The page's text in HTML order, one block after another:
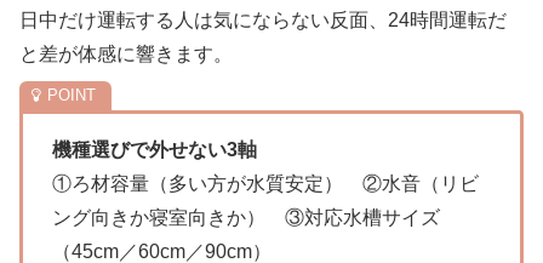
日中だけ運転する人は気にならない反面、24時間運転だ
と差が体感に響きます。
機種選びで外せない3軸
①ろ材容量（多い方が水質安定） ②水音（リビ
ング向きか寝室向きか） ③対応水槽サイズ
（45cm／60cm／90cm）